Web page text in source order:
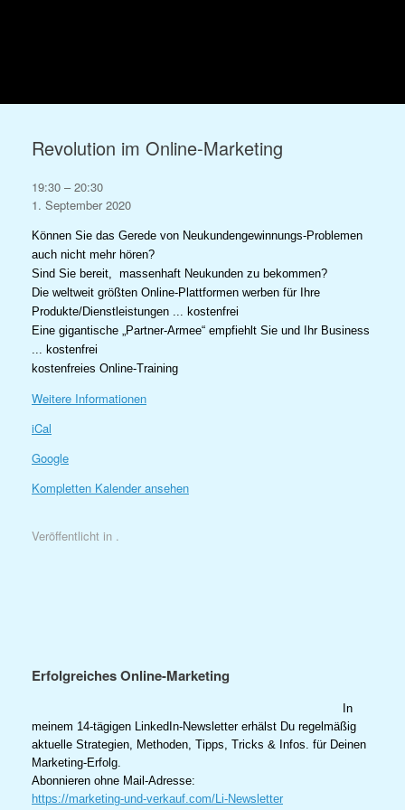
Revolution im Online-Marketing
Revolution
im
Marketing
19:30 –20:30
1. September 2020
Können Sie das Gerede von Neukundengewinnungs-Problemen
auch nicht mehr hören?
Sind Sie bereit, massenhaft Neukunden zu bekommen?
Die weltweit größten Online-Plattformen werben für Ihre
Produkte/Dienstleistungen ... kostenfrei
Eine gigantische „Partner-Armee“ empfiehlt Sie und Ihr Business
... kostenfrei
kostenfreies Online-Training
Weitere Informationen
iCal
Google
Kompletten Kalender ansehen
Veröffentlicht in .
Erfolgreiches Online-Marketing
In
meinem 14-tägigen LinkedIn-Newsletter erhälst Du regelmäßig
aktuelle Strategien, Methoden, Tipps, Tricks & Infos. für Deinen
Marketing-Erfolg.
Abonnieren ohne Mail-Adresse:
https://marketing-und-verkauf.com/Li-Newsletter